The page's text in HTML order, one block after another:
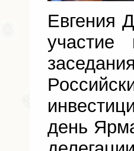
Евгения
участие
день